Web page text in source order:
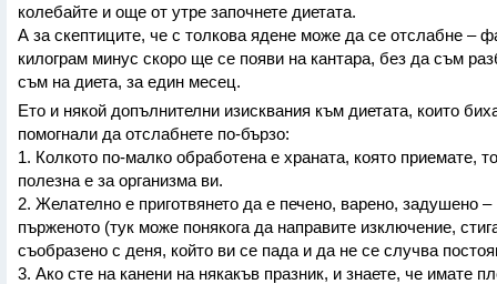
колебайте и още от утре започнете диетата.
А за скептиците, че с толкова ядене може да се отслабне –
килограм минус скоро ще се появи на кантара, без да съм
съм на диета, за един месец.
Ето и някой допълнителни изисквания към диетата, които
помогнали да отслабнете по-бързо:
1. Колкото по-малко обработена е храната, която приемате,
полезна е за организма ви.
2. Желателно е приготвянето да е печено, варено, задушено –
пърженото (тук може понякога да направите изключение,
съобразено с деня, който ви се пада и да не се случва
3. Ако сте на канени на някакъв празник, и знаете, че имате